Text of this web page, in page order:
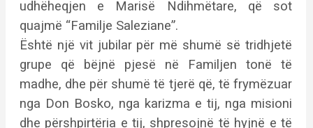
udhëheqjen e Marisë Ndihmëtare, që sot
quajmë “Familje Saleziane”.
Është një vit jubilar për më shumë së tridhjetë
grupe që bëjnë pjesë në Familjen tonë të
madhe, dhe për shumë të tjerë që, të frymëzuar
nga Don Bosko, nga karizma e tij, nga misioni
dhe përshpirtëria e tij, shpresojnë të hyjnë e të